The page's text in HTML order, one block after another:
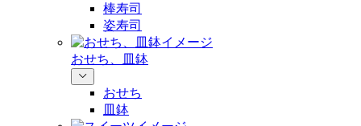
棒寿司
姿寿司
おせち、皿鉢
おせち
皿鉢